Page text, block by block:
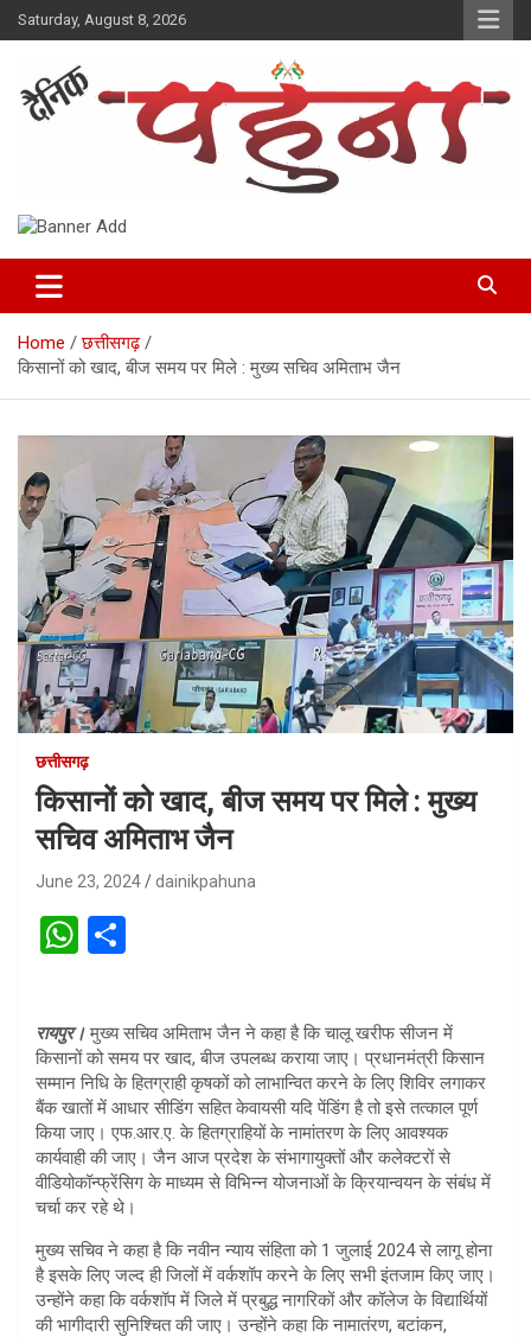
Skip
to
Saturday, August 8, 2026
Dainik Pahuna
Home
छत्तीसगढ़
किसानों को खाद, बीज समय पर मिले : मुख्य सचिव अमिताभ जैन
छत्तीसगढ़
किसानों को खाद, बीज समय पर मिले : मुख्य
सचिव अमिताभ जैन
June 23, 2024 dainikpahuna
W
s
A
p
p
e
रायपुर। मुख्य सचिव अमिताभ जैन ने कहा है कि चालू खरीफ सीजन में
किसानों को समय पर खाद, बीज उपलब्ध कराया जाए। प्रधानमंत्री किसान
सम्मान निधि के हितग्राही कृषकों को लाभान्वित करने के लिए शिविर लगाकर
बैंक खातों में आधार सीडिंग सहित केवायसी यदि पेंडिंग है तो इसे तत्काल पूर्ण
किया जाए। एफ.आर.ए. के हितग्राहियों के नामांतरण के लिए आवश्यक
कार्यवाही की जाए। जैन आज प्रदेश के संभागायुक्तों और कलेक्टरों से
वीडियोकॉन्फ्रेंसिग के माध्यम से विभिन्न योजनाओं के क्रियान्वयन के संबंध में
चर्चा कर रहे थे।
मुख्य सचिव ने कहा है कि नवीन न्याय संहिता को 1 जुलाई 2024 से लागू होना
है इसके लिए जल्द ही जिलों में वर्कशॉप करने के लिए सभी इंतजाम किए जाए।
उन्होंने कहा कि वर्कशॉप में जिले में प्रबुद्ध नागरिकों और कॉलेज के विद्यार्थियों
की भागीदारी सुनिश्चित की जाए। उन्होंने कहा कि नामातंरण, बटांकन,